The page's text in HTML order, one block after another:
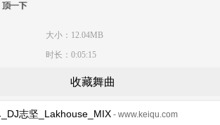
大小：12.04MB
时长：0:05:15
收藏舞曲
志坚_Lakhouse_MIX - www.keiqu.com